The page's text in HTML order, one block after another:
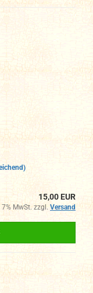
15,00 EUR
MwSt. zzgl. Versand